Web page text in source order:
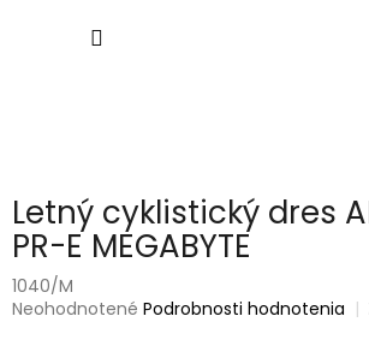
Letný cyklistický dres
PR-E MEGABYTE
1040/M
Priemerné
Neohodnotené Podrobnosti hodnotenia